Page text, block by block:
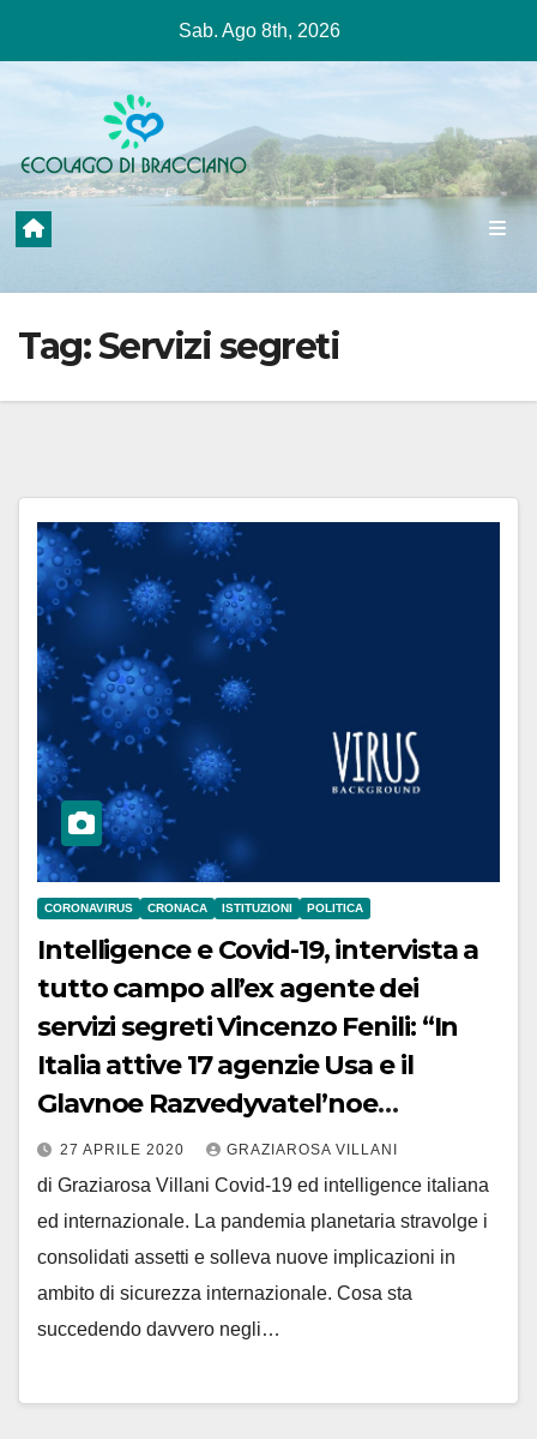
contenuto
Sab. Ago 8th, 2026
Tag:Servizi segreti
CORONAVIRUS CRONACA ISTITUZIONI POLITICA
Intelligence e Covid-19, intervista a
tutto campo all’ex agente dei
servizi segreti Vincenzo Fenili: “In
Italia attive 17 agenzie Usa e il
Glavnoe Razvedyvatel’noe
Upravlenie-Gru russo”
27 APRILE 2020 GRAZIAROSA VILLANI
di Graziarosa Villani Covid-19 ed intelligence italiana
ed internazionale. La pandemia planetaria stravolge i
consolidati assetti e solleva nuove implicazioni in
ambito di sicurezza internazionale. Cosa sta
succedendo davvero negli…